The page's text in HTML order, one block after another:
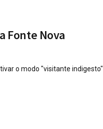
Fonte Nova
o modo "visitante indigesto"